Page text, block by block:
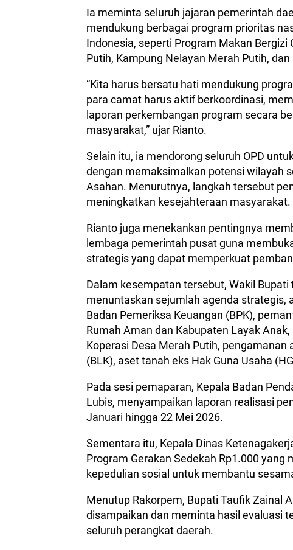
Ia meminta seluruh jajaran pemerintah
mendukung berbagai program prioritas
Indonesia, seperti Program Makan
Putih, Kampung Nelayan Merah Putih, dan
“Kita harus bersatu hati mendukung
para camat harus aktif berkoordinasi,
laporan perkembangan program secara
masyarakat,” ujar Rianto.
Selain itu, ia mendorong seluruh OPD
dengan memaksimalkan potensi wilayah
Asahan. Menurutnya, langkah tersebut
meningkatkan kesejahteraan masyarakat.
Rianto juga menekankan pentingnya
lembaga pemerintah pusat guna
strategis yang dapat memperkuat
Dalam kesempatan tersebut, Wakil
menuntaskan sejumlah agenda strategis,
Badan Pemeriksa Keuangan (BPK),
Rumah Aman dan Kabupaten Layak
Koperasi Desa Merah Putih,
(BLK), aset tanah eks Hak Guna Usaha
Pada sesi pemaparan, Kepala Badan
Lubis, menyampaikan laporan realisasi
Januari hingga 22 Mei 2026.
Sementara itu, Kepala Dinas
Program Gerakan Sedekah Rp1.000
kepedulian sosial untuk membantu
Menutup Rakorpem, Bupati Taufik Zainal
disampaikan dan meminta hasil evaluasi
seluruh perangkat daerah.